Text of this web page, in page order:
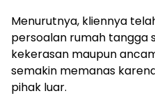
Menurutnya, kliennya
persoalan rumah tangga
kekerasan maupun
semakin memanas
pihak luar.